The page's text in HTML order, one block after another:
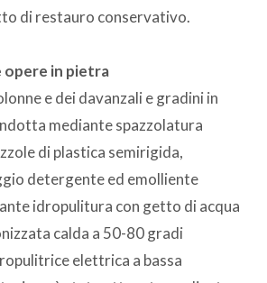
di restauro conservativo.
opere in pietra
e dei davanzali e gradini in
mediante spazzolatura
di plastica semirigida,
detergente ed emolliente
idropulitura con getto di acqua
calda a 50-80 gradi
elettrica a bassa